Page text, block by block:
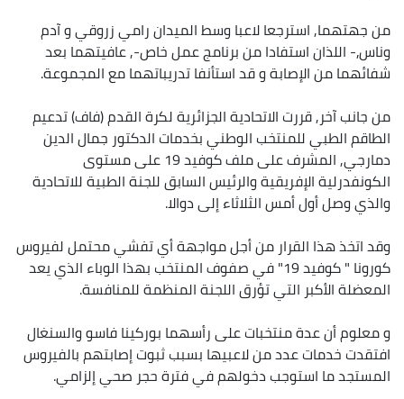
من جهتهما, استرجعا لاعبا وسط الميدان رامي زروقي و آدم
وناس,- اللذان استفادا من برنامج عمل خاص-, عافيتهما بعد
شفائهما من الإصابة و قد استأنفا تدريباتهما مع المجموعة.
من جانب آخر, قررت الاتحادية الجزائرية لكرة القدم (فاف) تدعيم
الطاقم الطبي للمنتخب الوطني بخدمات الدكتور جمال الدين
دمارجي, المشرف على ملف كوفيد 19 على مستوى
الكونفدرلية الإفريقية والرئيس السابق للجنة الطبية للاتحادية
والذي وصل أول أمس الثلاثاء إلى دوالا.
وقد اتخذ هذا القرار من أجل مواجهة أي تفشي محتمل لفيروس
كورونا " كوفيد 19" في صفوف المنتخب بهذا الوباء الذي يعد
المعضلة الأكبر التي تؤرق اللجنة المنظمة للمنافسة.
و معلوم أن عدة منتخبات على رأسهما بوركينا فاسو والسنغال
افتقدت خدمات عدد من لاعبيها بسبب ثبوت إصابتهم بالفيروس
المستجد ما استوجب دخولهم في فترة حجر صحي إلزامي.